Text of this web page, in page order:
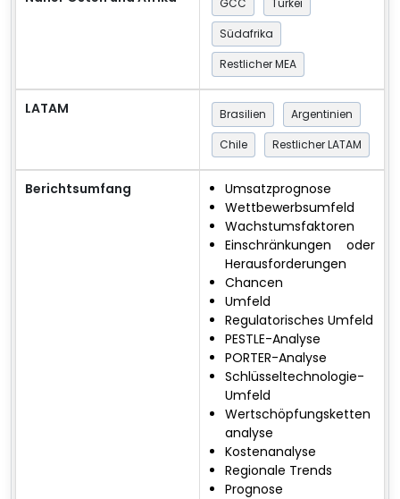
Südafrika
Restlicher MEA
LATAM Brasilien
Argentinien
Chile
Restlicher LATAM
Berichtsumfang
Umsatzprognose
Wettbewerbsumfeld
Wachstumsfaktoren
Einschränkungen oder
Herausforderungen
Chancen
Umfeld
Regulatorisches Umfeld
PESTLE-Analyse
PORTER-Analyse
Schlüsseltechnologie-
Umfeld
Wertschöpfungsketten
analyse
Kostenanalyse
Regionale Trends
Prognose